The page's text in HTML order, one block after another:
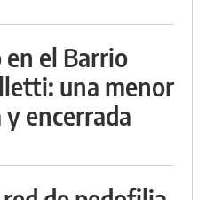
el Barrio
una menor
encerrada